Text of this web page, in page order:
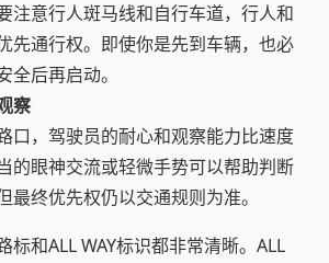
注意行人斑马线和自行车道，行人和
先通行权。即使你是先到车辆，也必
全后再启动。
察
口，驾驶员的耐心和观察能力比速度
的眼神交流或轻微手势可以帮助判断
最终优先权仍以交通规则为准。
标和ALL WAY标识都非常清晰。ALL